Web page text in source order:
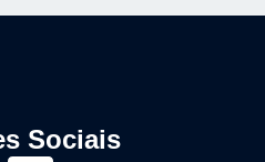
Sociais